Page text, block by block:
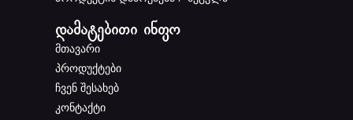
დამატებითი ინფო
მთავარი
პროდუქტები
ჩვენ შესახებ
კონტაქტი